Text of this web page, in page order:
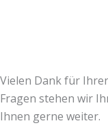
Vielen Dank für
Fragen stehen wir
Ihnen gerne weiter.